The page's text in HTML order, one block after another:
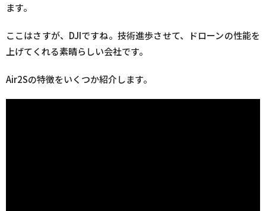
ます。
ここはさすが、DJIですね。技術進歩させて、ドローンの性能を
上げてくれる素晴らしい会社です。
Air2Sの特徴をいくつか紹介します。